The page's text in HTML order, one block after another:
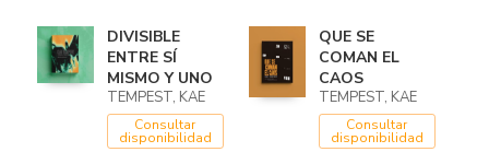
DIVISIBLE
ENTRE SÍ
MISMO Y UNO
TEMPEST, KAE
Consultar
disponibilidad
QUE SE
COMAN EL
CAOS
TEMPEST, KAE
Consultar
disponibilidad